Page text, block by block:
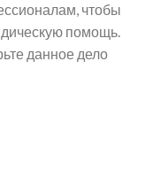
чтобы
помощь.
данное дело